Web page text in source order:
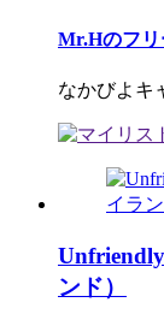
Mr.Hのフ
なかびよキ
ンド）